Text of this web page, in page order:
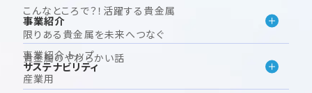
こんなところで？！活躍する貴金属
限りある貴金属を未来へつなぐ
貴金属のやわらかい話
事業紹介
事業紹介 トップ
産業用
サステナビリティ